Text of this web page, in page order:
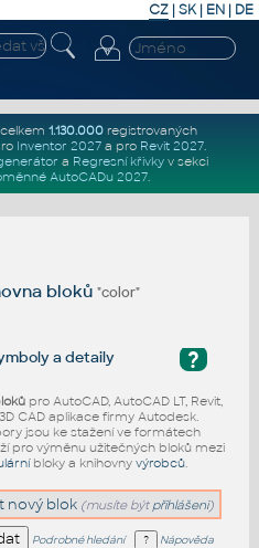
CZ | SK| EN | DE
1.130.000registrovaných
Inventor 2027a pro Revit 2027.
a Regresní křivkyv sekci
AutoCADu 2027.
bloků"color"
?
a detaily
pro AutoCAD, AutoCAD LT, Revit,
CAD aplikace firmy Autodesk.
jsou ke stažení ve formátech
pro výměnu užitečných bloků mezi
bloky a knihovny výrobců.
nový blok (musíte být přihlášeni)
Podrobné hledání Nápověda